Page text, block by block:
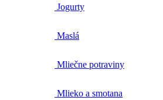
Jogurty
Maslá
Mliečne potraviny
Mlieko a smotana